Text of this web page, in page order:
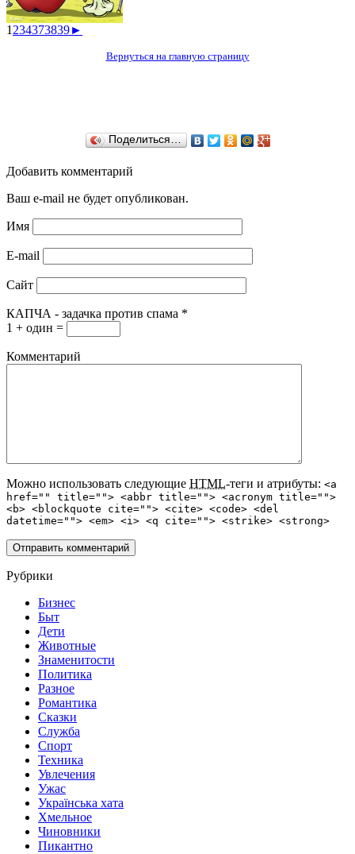
1 234373839►
Вернуться на главную страницу
Поделиться…
Добавить комментарий
Ваш e-mail не будет опубликован.
Имя
E-mail
Сайт
КАПЧА - задачка против спама *
1 + один =
Комментарий
Можно использовать следующие HTML-теги и атрибуты: <a
href="" title=""> <abbr title=""> <acronym title="">
<b> <blockquote cite=""> <cite> <code> <del
datetime=""> <em> <i> <q cite=""> <strike> <strong>
Рубрики
Бизнес
Быт
Дети
Животные
Знаменитости
Политика
Разное
Романтика
Сказки
Служба
Спорт
Техника
Увлечения
Ужас
Українська хата
Хмельное
Чиновники
Пикантно